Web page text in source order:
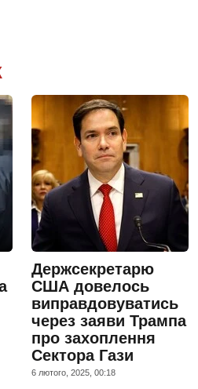
Держсекретарю
США довелось
виправдовуватись
через заяви Трампа
про захоплення
Сектора Гази
6 лютого, 2025, 00:18